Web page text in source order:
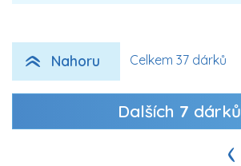
Nahoru Celkem 37 dárků
Dalších 7 dárků